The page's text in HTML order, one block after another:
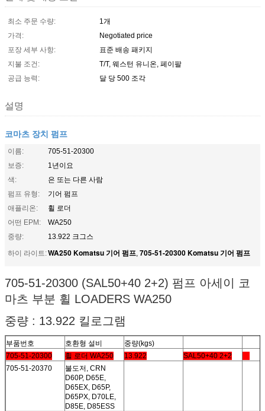
최소 주문 수량:
1개
가격:
Negotiated price
포장 세부 사항:
표준 배송 패키지
지불 조건:
T/T, 웨스턴 유니온, 페이팔
공급 능력:
달 당 500 조각
설명
코마츠 장치 펌프
이름:
705-51-20300
보증:
1년이요
색:
은 또는 다른 사람
펌프 유형:
기어 펌프
애플리온:
휠 로더
어떤 EPM:
WA250
중량:
13.922 크그스
하이 라이트:WA250 Komatsu 기어 펌프, 705-51-20300 Komatsu 기어 펌프
705-51-20300 (SAL50+40 2+2) 펌프 아세이 코
마츠 부분 휠 LOADERS WA250
중량 : 13.922 킬로그램
부품번호 호환형 설비
중량(kgs)
705-51-20300
휠 로더 WA250 13.922
SAL50+40 2+2
705-51-20370
불도저, CRN
D60P, D65E,
D65EX, D65P,
D65PX, D70LE,
D85E, D85ESS